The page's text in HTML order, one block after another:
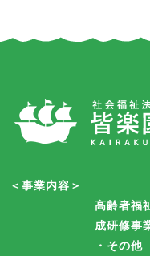
＜事業内容＞
高齢者福
成研修事
・その他